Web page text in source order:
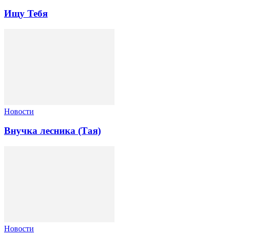
Ищу Тебя
Новости
Внучка лесника (Тая)
Новости